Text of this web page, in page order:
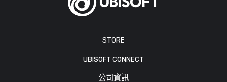
STORE
UBISOFT CONNECT
公司資訊